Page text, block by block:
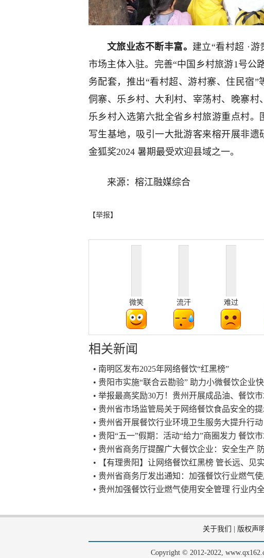
文旅业态不断丰富。 建立“看村超 ·
市场主体入驻。完善“中国乡村旅游1号公
务配套，推出“看村超、游村寨、住民宿
侗寨、乐乡村、大利村、宰荡村、晚寨村
乐乡村入选第六批全省乡村旅游重点村。
写生基地，吸引一大批游客来榕开展非
金狐奖2024 暑期最受欢迎县域之一。
来源：榕江融媒综合
【举报】
微笑 流汗 难过
相关新闻
• 南明区发布2025年网络餐饮“红黑榜”
• 贵阳市实施“联合云勘验” 助力小微餐饮企业
• 举报最高奖励30万！贵州开展成品油、餐饮
• 贵州省市场监管局关于网络餐饮食品安全的
• 贵州省开展餐饮行业环境卫生服务大提升行动
• 贵阳“五一”假期：活动“给力”商圈发力 餐饮
• 贵州省商务厅提醒广大餐饮企业：安全生产
• 【有理贵阳】让网络餐饮红黑榜 管长远、见
• 贵州省商务厅发出通知：加强餐饮行业燃气
• 贵州加强餐饮行业燃气使用安全管理 行业内
关于我们 | 版权声
Copyright © 2012-2022,